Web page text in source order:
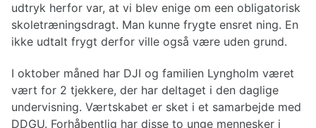
udtryk herfor var, at vi blev enige om een obligatorisk
skoletræningsdragt. Man kunne frygte ensret ning. En
ikke udtalt frygt derfor ville også være uden grund.
I oktober måned har DJI og familien Lyngholm været
vært for 2 tjekkere, der har deltaget i den daglige
undervisning. Værtskabet er sket i et samarbejde med
DDGU. Forhåbentlig har disse to unge mennesker i